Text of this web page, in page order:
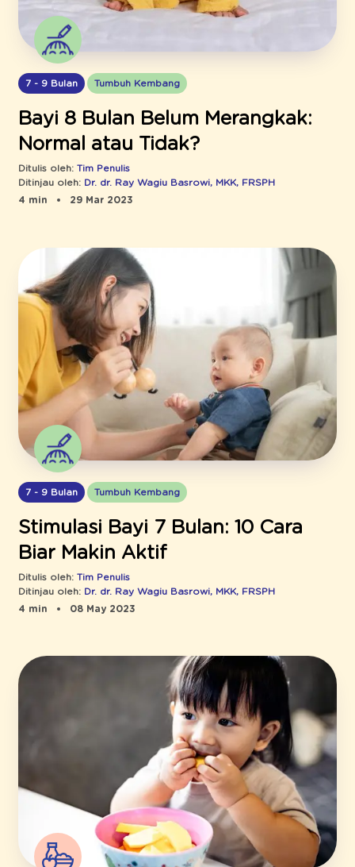
7 - 9 Bulan Tumbuh Kembang
Bayi 8 Bulan Belum Merangkak:
Normal atau Tidak?
Ditulis oleh: Tim Penulis
Ditinjau oleh: Dr. dr. Ray Wagiu Basrowi, MKK, FRSPH
4 min
29 Mar 2023
7 - 9 Bulan Tumbuh Kembang
Stimulasi Bayi 7 Bulan: 10 Cara
Biar Makin Aktif
Ditulis oleh: Tim Penulis
Ditinjau oleh: Dr. dr. Ray Wagiu Basrowi, MKK, FRSPH
4 min
08 May 2023